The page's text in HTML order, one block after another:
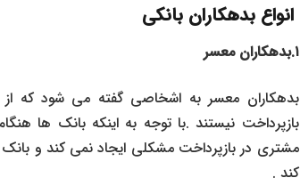
انواع بدهکاران بانکی
۱.بدهکاران معسر
بدهکاران معسر به اشخاصی گفته می شود که از
بازپرداخت نیستند .با توجه به اینکه بانک ها
مشتری در بازپرداخت مشکلی ایجاد نمی کند و
کند .